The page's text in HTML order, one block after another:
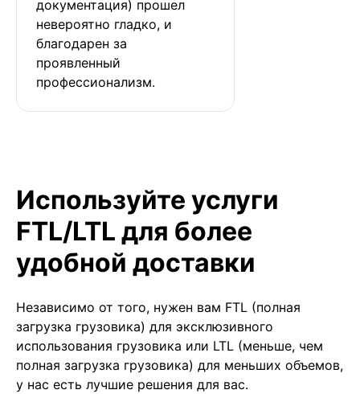
документация) прошел
невероятно гладко, и
благодарен за
проявленный
профессионализм.
Используйте услуги
FTL/LTL для более
удобной доставки
Независимо от того, нужен вам FTL (полная
загрузка грузовика) для эксклюзивного
использования грузовика или LTL (меньше, чем
полная загрузка грузовика) для меньших объемов,
у нас есть лучшие решения для вас.